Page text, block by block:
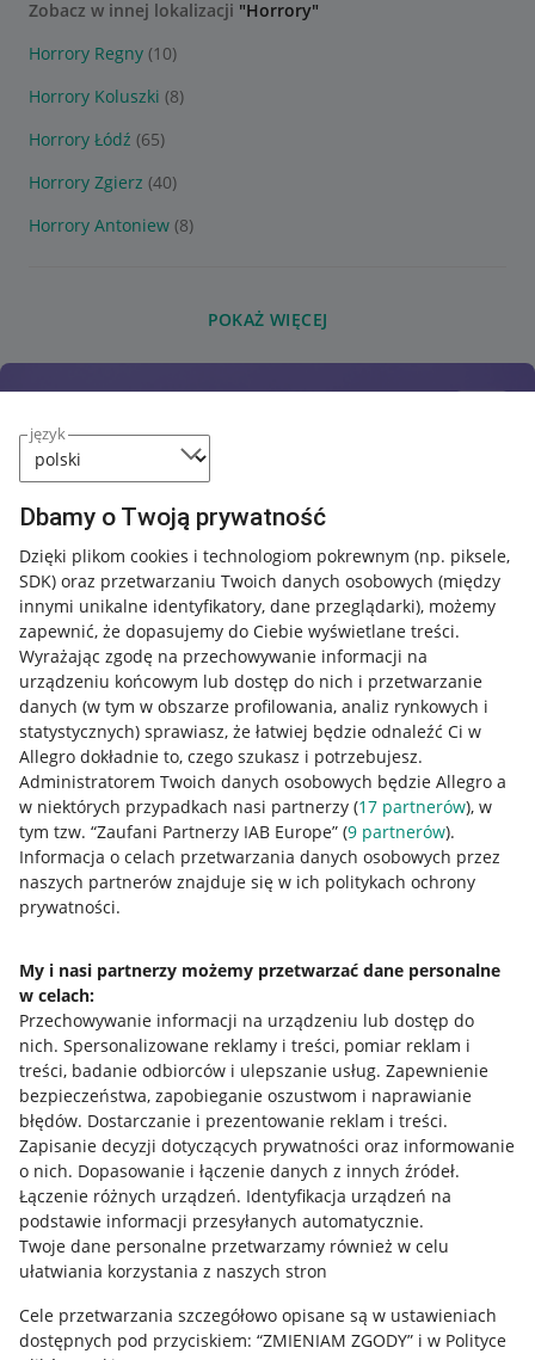
język
Dbamy o Twoją prywatność
Dzięki plikom cookies i technologiom pokrewnym (np. piksele,
SDK) oraz przetwarzaniu Twoich danych osobowych (między
innymi unikalne identyfikatory, dane przeglądarki), możemy
zapewnić, że dopasujemy do Ciebie wyświetlane treści.
Wyrażając zgodę na przechowywanie informacji na
urządzeniu końcowym lub dostęp do nich i przetwarzanie
danych (w tym w obszarze profilowania, analiz rynkowych i
statystycznych) sprawiasz, że łatwiej będzie odnaleźć Ci w
Allegro dokładnie to, czego szukasz i potrzebujesz.
Administratorem Twoich danych osobowych będzie Allegro a
w niektórych przypadkach nasi partnerzy (17 partnerów), w
tym tzw. “Zaufani Partnerzy IAB Europe” (9 partnerów).
Informacja o celach przetwarzania danych osobowych przez
naszych partnerów znajduje się w ich politykach ochrony
prywatności.
My i nasi partnerzy możemy przetwarzać dane personalne
w celach:
Przechowywanie informacji na urządzeniu lub dostęp do
nich. Spersonalizowane reklamy i treści, pomiar reklam i
treści, badanie odbiorców i ulepszanie usług. Zapewnienie
bezpieczeństwa, zapobieganie oszustwom i naprawianie
błędów. Dostarczanie i prezentowanie reklam i treści.
Zapisanie decyzji dotyczących prywatności oraz informowanie
o nich. Dopasowanie i łączenie danych z innych źródeł.
Łączenie różnych urządzeń. Identyfikacja urządzeń na
podstawie informacji przesyłanych automatycznie.
Twoje dane personalne przetwarzamy również w celu
ułatwiania korzystania z naszych stron
Cele przetwarzania szczegółowo opisane są w ustawieniach
dostępnych pod przyciskiem: “ZMIENIAM ZGODY” i w Polityce
Zobacz w innej lokalizacji "Horrory"
Horrory Regny (10)
Horrory Koluszki (8)
Horrory Łódź (65)
Horrory Zgierz (40)
Horrory Antoniew (8)
POKAŻ WIĘCEJ
Przydatne informacje
Jak to działa
Allegro Gadane dla sprzedających
Allegro Gadane dla kupujących
Mapa miejscowości
Informacje prawne
Regulamin
Polityka plików "cookies"
Ustawienia plików "cookies"
Udostępnianie lokalizacji